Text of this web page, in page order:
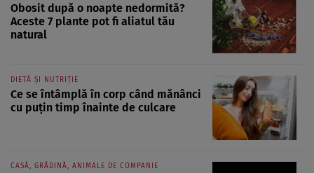
Obosit după o noapte nedormită?
Aceste 7 plante pot fi aliatul tău
natural
DIETĂ ȘI NUTRIȚIE
Ce se întâmplă în corp când mănânci
cu puțin timp înainte de culcare
CASĂ, GRĂDINĂ, ANIMALE DE COMPANIE